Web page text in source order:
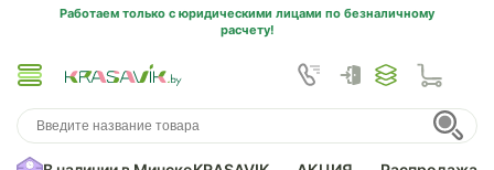
Работаем только с юридическими лицами по безналичному
расчету!